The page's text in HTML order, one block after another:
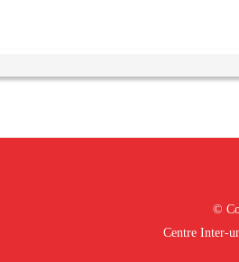
©
Centre Inter-